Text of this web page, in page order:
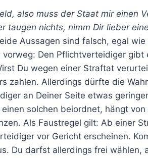
also muss der Staat mir einen
taugen nichts, nimm Dir lieber
Aussagen sind falsch, egal
Den Pflichtverteidiger gibt
Du wegen einer Straftat
zahlen. Allerdings dürfte die
an Deiner Seite etwas
einen solchen beiordnet, hängt
Als Faustregel gilt: Ab einer
vor Gericht erscheinen.
Du darfst allerdings frei wählen,